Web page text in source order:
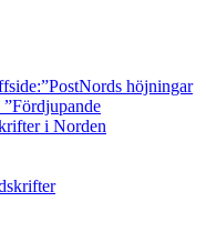
höjningar
i Norden